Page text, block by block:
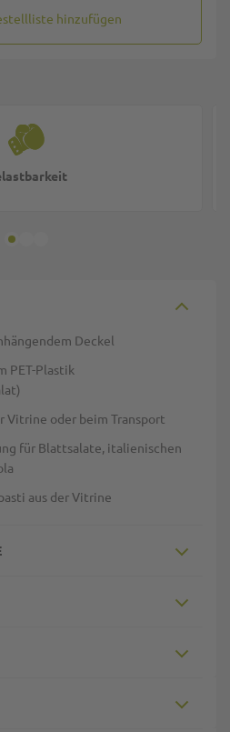
hinzufügen
Deckel
PET-Plastik
Vitrine oder beim Transport
für Blattsalate, italienischen
aus der Vitrine